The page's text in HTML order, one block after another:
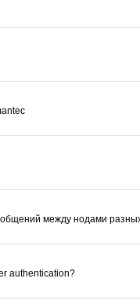
между нодами
authentication?